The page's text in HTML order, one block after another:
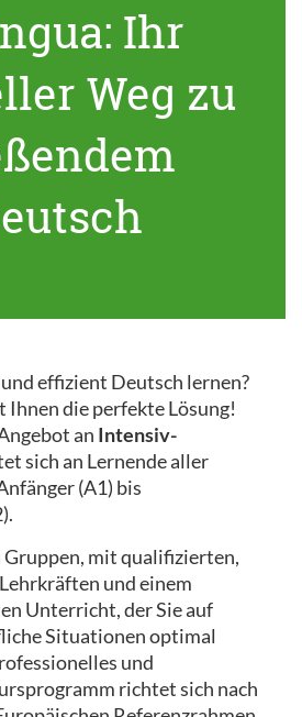
Ihr
Weg zu
effizient Deutsch lernen?
die perfekte Lösung!
an Intensiv-
sich an Lernende aller
(A1) bis
Gruppen, mit qualifizierten,
und einem
Unterricht, der Sie auf
Situationen optimal
und
richtet sich nach